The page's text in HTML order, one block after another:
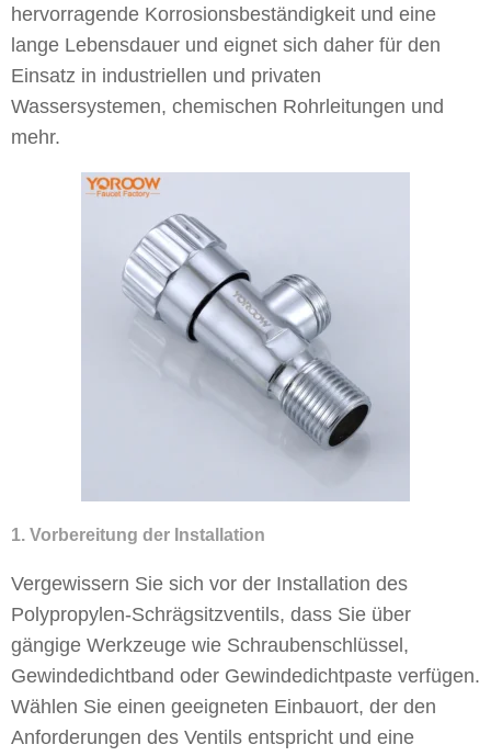
hervorragende Korrosionsbeständigkeit und eine
lange Lebensdauer und eignet sich daher für den
Einsatz in industriellen und privaten
Wassersystemen, chemischen Rohrleitungen und
mehr.
1. Vorbereitung der Installation
Vergewissern Sie sich vor der Installation des
Polypropylen-Schrägsitzventils, dass Sie über
gängige Werkzeuge wie Schraubenschlüssel,
Gewindedichtband oder Gewindedichtpaste verfügen.
Wählen Sie einen geeigneten Einbauort, der den
Anforderungen des Ventils entspricht und eine